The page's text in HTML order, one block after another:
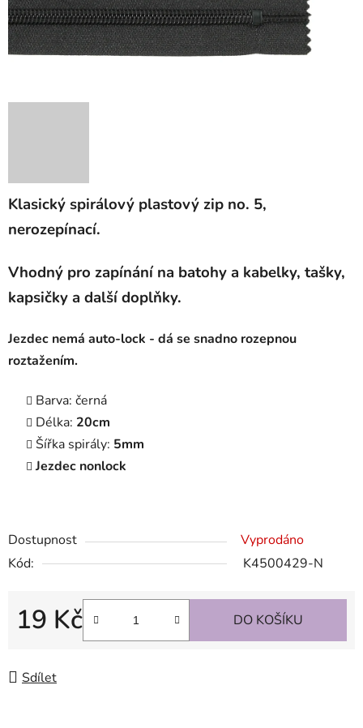
Klasický spirálový plastový zip no. 5,
nerozepínací.
Vhodný pro zapínání na batohy a kabelky, tašky,
kapsičky a další doplňky.
Jezdec nemá auto-lock - dá se snadno rozepnou
roztažením.
Barva: černá
Délka: 20cm
Šířka spirály: 5mm
Jezdec nonlock
Dostupnost
Vyprodáno
Kód:
K4500429-N
19 Kč
Měrná cena:
DO KOŠÍKU
Sdílet